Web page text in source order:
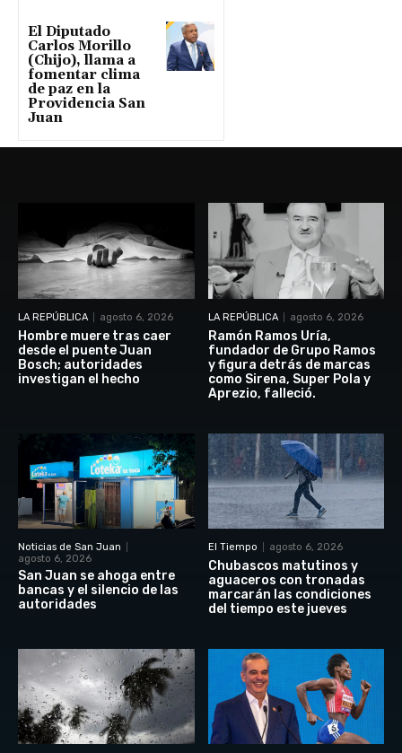
El Diputado
Carlos Morillo
(Chijo), llama a
fomentar clima
de paz en la
Providencia San
Juan
LA REPÚBLICA agosto 6, 2026
Hombre muere tras caer
desde el puente Juan
Bosch; autoridades
investigan el hecho
LA REPÚBLICA agosto 6, 2026
Ramón Ramos Uría,
fundador de Grupo Ramos
y figura detrás de marcas
como Sirena, Super Pola y
Aprezio, falleció.
Noticias de San Juan
agosto 6, 2026
San Juan se ahoga entre
bancas y el silencio de las
autoridades
El Tiempo agosto 6, 2026
Chubascos matutinos y
aguaceros con tronadas
marcarán las condiciones
del tiempo este jueves